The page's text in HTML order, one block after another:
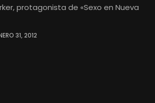
protagonista de «Sexo en Nueva
31, 2012